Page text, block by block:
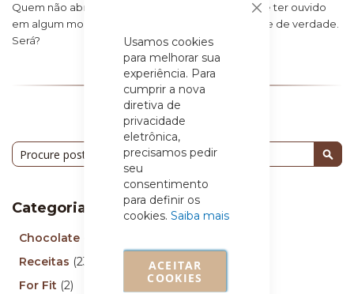
Fechar
Usamos cookies
para melhorar sua
experiência. Para
cumprir a nova
diretiva de
privacidade
eletrônica,
precisamos pedir
seu
consentimento
para definir os
cookies.Saiba mais
ACEITAR
COOKIES
Quem não abre mão do chocolate branco já deve ter ouvido
em algum momento que esse não é um chocolate de verdade.
Será?
Pesquisa
Categorias
Chocolate
Receitas (23)
For Fit (2)